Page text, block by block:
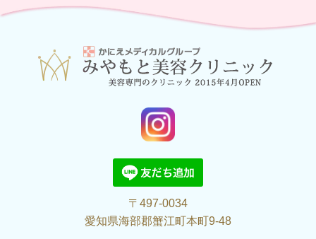
〒497-0034
愛知県海部郡蟹江町本町9-48